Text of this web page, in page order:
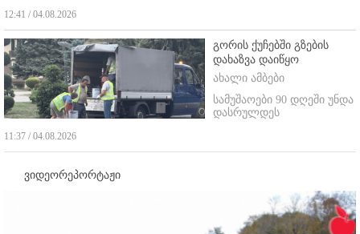
12:41 / 04.08.2026
გორის ქუჩებში გზების
დახაზვა დაიწყო
ახალი ამბები
სამუშაოები 90 დღეში უნდა
დასრულდეს
11:37 / 04.08.2026
ვიდეორეპორტაჟი